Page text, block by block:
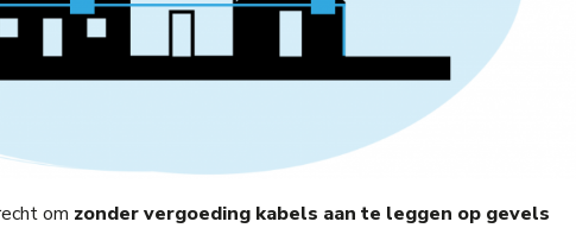
om zonder vergoeding kabels aan te leggen op gevels